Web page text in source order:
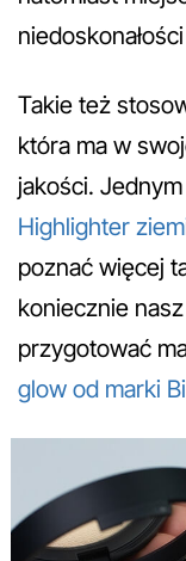
Takie też
która ma w
jakości.
Highlighter
poznać więcej
koniecznie
przygotować
glow od marki